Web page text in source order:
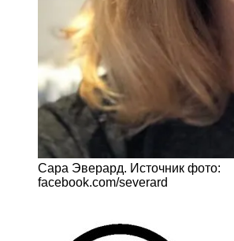
Сара Эверард. Источник фото:
facebook.com/severard